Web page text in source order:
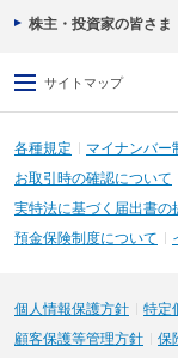
株主・投資家の皆さま
サイトマップ
各種規定 マイナンバー
お取引時の確認について
実特法に基づく届出書の
預金保険制度について
個人情報保護方針 特定
顧客保護等管理方針
保